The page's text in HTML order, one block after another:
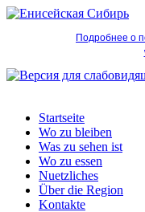
Подробнее о
Startseite
Wo zu bleiben
Was zu sehen ist
Wo zu essen
Nuetzliches
Über die Region
Kontakte